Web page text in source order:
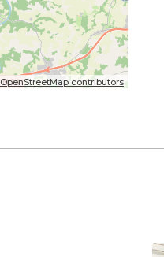
OpenStreetMap contributors